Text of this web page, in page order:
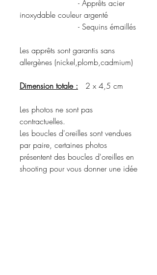
- Apprêts acier
inoxydable couleur argenté
- Sequins émaillés
Les apprêts sont garantis sans
allergènes (nickel,plomb,cadmium)
Dimension totale : 2 x 4,5 cm
Les photos ne sont pas
contractuelles.
Les boucles d'oreilles sont vendues
par paire, certaines photos
présentent des boucles d'oreilles en
shooting pour vous donner une idée